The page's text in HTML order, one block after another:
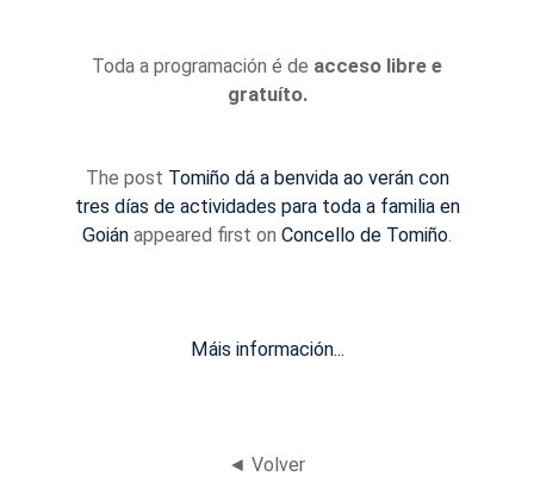
Toda a programación é de acceso libre e
gratuíto.
The post Tomiño dá a benvida ao verán con
tres días de actividades para toda a familia en
Goián appeared first on Concello de Tomiño.
Máis información...
◄ Volver